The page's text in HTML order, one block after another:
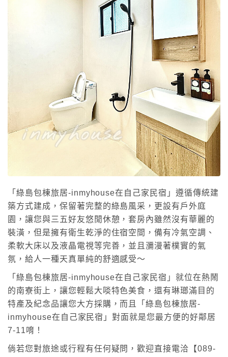
「綠島包棟旅居-inmyhouse在自己家民宿」遵循傳統建
築方式建成，保留著完整的綠島風采，更設有戶外庭
園，讓您與三五好友悠閒休憩，套房內雖然沒有華麗的
裝潢，但是擁有衛生乾淨的住宿空間，備有冷氣空調、
柔軟大床以及液晶電視等完善，並且瀰漫著樸實的氣
氛，給人一種天真單純的舒適感受～
「綠島包棟旅居-inmyhouse在自己家民宿」就位在熱鬧
的南寮街上，讓您輕鬆大啖特色美食，還有琳瑯滿目的
特產及紀念品讓您大方採購，而且「綠島包棟旅居-
inmyhouse在自己家民宿」對面就是您最方便的好鄰居
7-11唷！
倘若您對旅途或行程有任何疑問，歡迎直接電洽【089-
inmyhouse